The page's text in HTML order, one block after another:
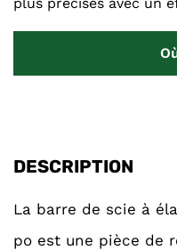
DESCRIPTION
La barre de scie à
po est une pièce de